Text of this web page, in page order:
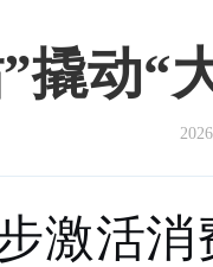
撬动“
激活